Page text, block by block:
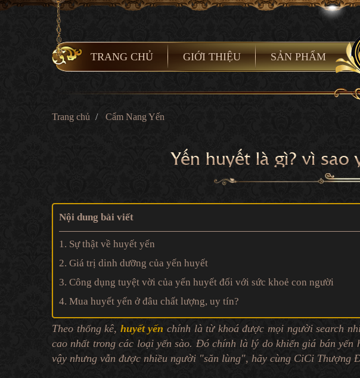
TRANG CHỦ GIỚI THIỆU SẢN PHẨM
Trang chủ Cẩm Nang Yến
Yến huyết là gì? vì sao
Nội dung bài viết
1. Sự thật về huyết yến
2. Giá trị dinh dưỡng của yến huyết
3. Công dụng tuyệt vời của yến huyết đối với sức khoẻ con người
4. Mua huyết yến ở đâu chất lượng, uy tín?
Theo thống kê, huyết yến chính là từ khoá được mọi người search
cao nhất trong các loại yến sào. Đó chính là lý do khiến giá bán yến
vậy nhưng vẫn được nhiều người "săn lùng", hãy cùng CiCi Thượng